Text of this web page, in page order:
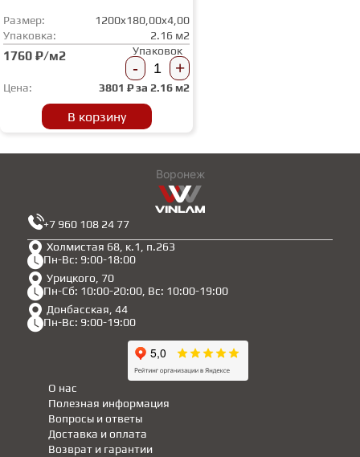
Размер:
1200x180,00x4,00
Упаковка:
2.16 м2
1760 ₽/м2 Упаковок
- +
Цена: 3801 ₽ за 2.16 м2
В корзину
Воронеж
Холмистая 68, к.1, п.263
Пн-Вс: 9:00-18:00
Урицкого, 70
Пн-Сб: 10:00-20:00, Вс: 10:00-19:00
Донбасская, 44
Пн-Вс: 9:00-19:00
+7 960 108 24 77
Полезная информация
Вопросы и ответы
Доставка и оплата
Возврат и гарантии
О нас